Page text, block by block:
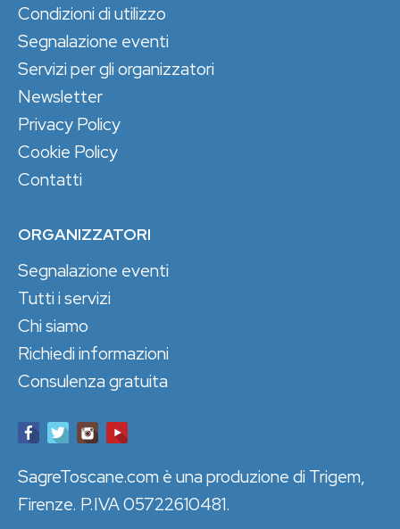
Condizioni di utilizzo
Segnalazione eventi
Servizi per gli organizzatori
Newsletter
Privacy Policy
Cookie Policy
Contatti
ORGANIZZATORI
Segnalazione eventi
Tutti i servizi
Chi siamo
Richiedi informazioni
Consulenza gratuita
SagreToscane.com è una produzione di Trigem,
Firenze. P.IVA 05722610481.